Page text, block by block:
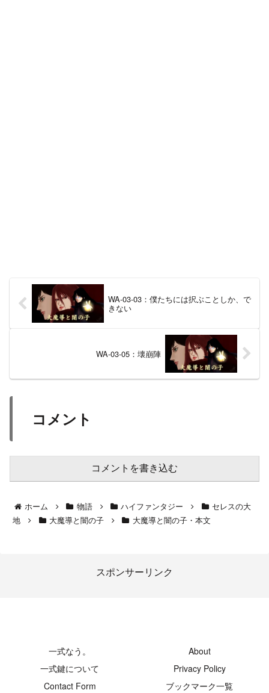
WA-03-03：僕たちには択ぶことしか、で
きない
WA-03-05：壊崩陣
コメント
コメントを書き込む
ホーム 物語 ハイファンタジー
セレスの大
地
大魔導と闇の子 大魔導と闇の子・本文
スポンサーリンク
一式なう。
About
一式鍵について
Privacy Policy
Contact Form
ブックマーク一覧